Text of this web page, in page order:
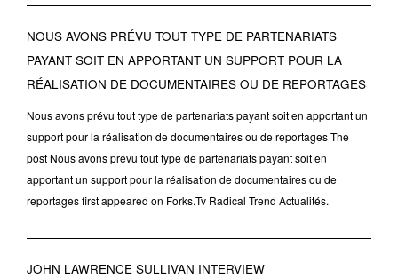
NOUS AVONS PRÉVU TOUT TYPE DE PARTENARIATS
PAYANT SOIT EN APPORTANT UN SUPPORT POUR LA
RÉALISATION DE DOCUMENTAIRES OU DE REPORTAGES
Nous avons prévu tout type de partenariats payant soit en apportant un
support pour la réalisation de documentaires ou de reportages The
post Nous avons prévu tout type de partenariats payant soit en
apportant un support pour la réalisation de documentaires ou de
reportages first appeared on Forks.Tv Radical Trend Actualités.
JOHN LAWRENCE SULLIVAN INTERVIEW